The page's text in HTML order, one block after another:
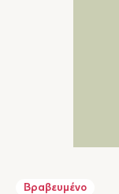
Βραβευμένο